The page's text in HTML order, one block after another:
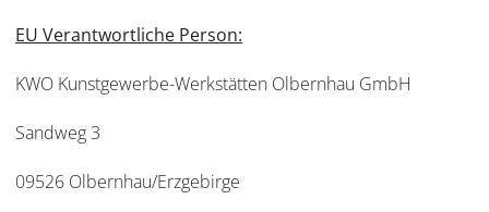
EU Verantwortliche Person:
KWO Kunstgewerbe-Werkstätten Olbernhau GmbH
Sandweg 3
09526 Olbernhau/Erzgebirge